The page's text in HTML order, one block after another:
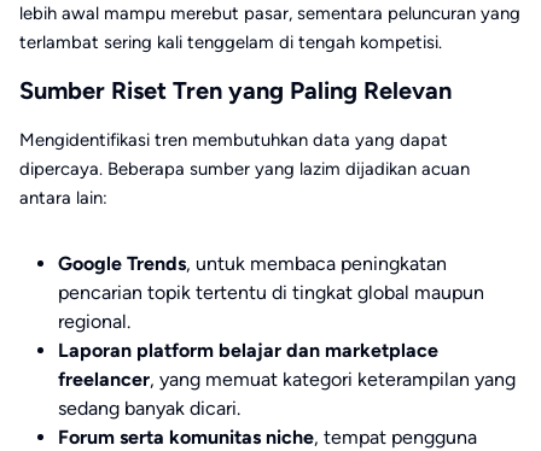
lebih awal mampu merebut pasar, sementara peluncuran yang
terlambat sering kali tenggelam di tengah kompetisi.
Sumber Riset Tren yang Paling Relevan
Mengidentifikasi tren membutuhkan data yang dapat
dipercaya. Beberapa sumber yang lazim dijadikan acuan
antara lain:
Google Trends, untuk membaca peningkatan
pencarian topik tertentu di tingkat global maupun
regional.
Laporan platform belajar dan marketplace
freelancer, yang memuat kategori keterampilan yang
sedang banyak dicari.
Forum serta komunitas niche, tempat pengguna